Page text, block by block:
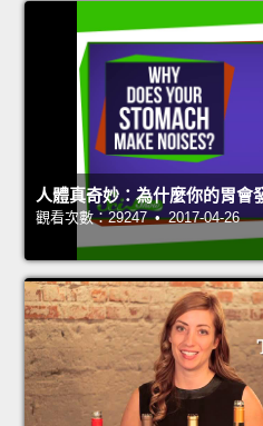
人體真奇妙：為什麼你的胃會
觀看次數：29247 • 2017-04-26